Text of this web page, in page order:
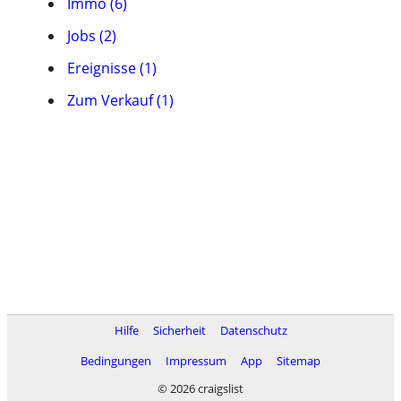
Jobs (2)
Ereignisse (1)
Zum Verkauf (1)
Hilfe Sicherheit
Datenschutz
Bedingungen
Impressum App
Sitemap
© 2026 craigslist